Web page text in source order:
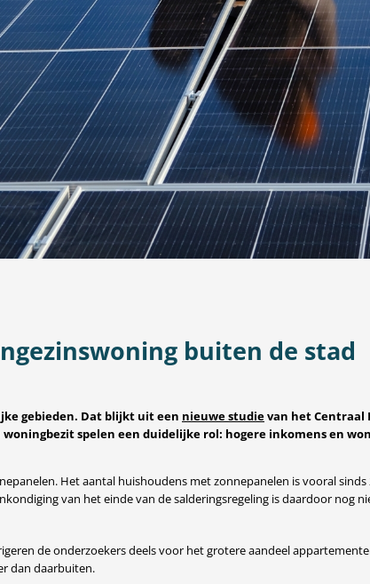
buiten de stad
gebieden. Dat blijkt uit een nieuwe studievan het Centraal
spelen een duidelijke rol: hogere inkomens en
Het aantal huishoudens met zonnepanelen is vooral sinds
van het einde van de salderingsregeling is daardoor nog
de onderzoekers deels voor het grotere aandeel
dan daarbuiten.